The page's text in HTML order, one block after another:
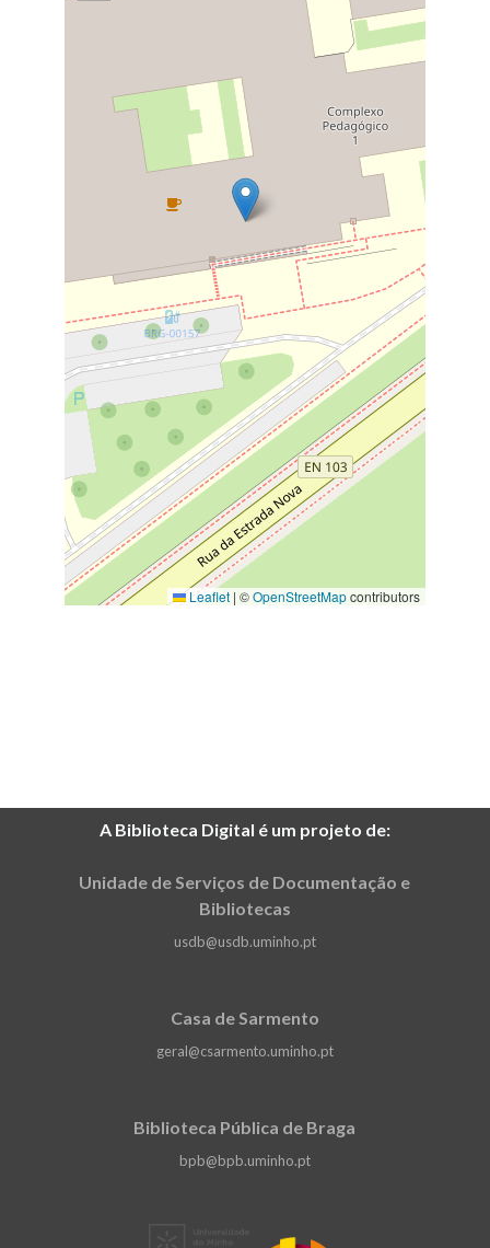
Leaflet | ©OpenStreetMapcontributors
A Biblioteca Digital é um projeto de:
Unidade de Serviços de Documentação e
Bibliotecas
usdb@usdb.uminho.pt
Casa de Sarmento
geral@csarmento.uminho.pt
Biblioteca Pública de Braga
bpb@bpb.uminho.pt